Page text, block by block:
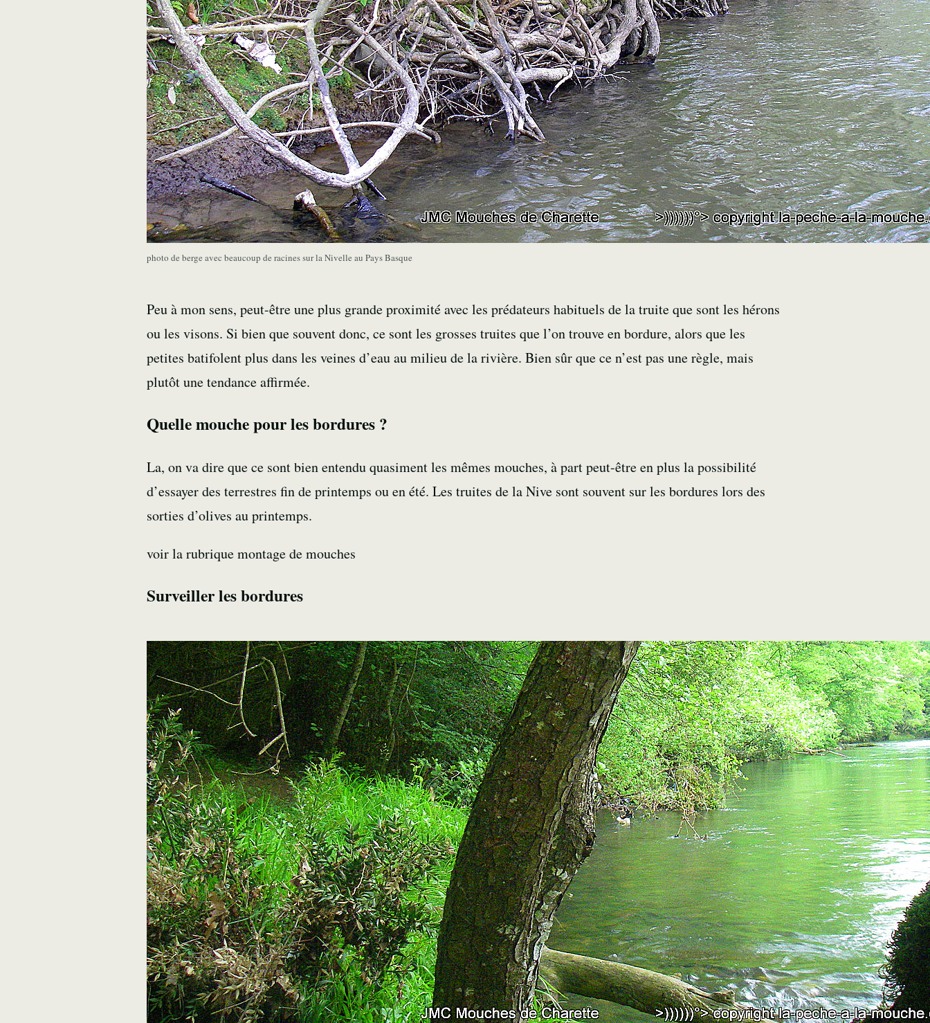
photo de berge avec beaucoup de racines sur la Nivelle au Pays Basque
Peu à mon sens, peut-être une plus grande proximité avec les prédateurs habituels de la truite que sont les hérons
ou les visons. Si bien que souvent donc, ce sont les grosses truites que l’on trouve en bordure, alors que les
petites batifolent plus dans les veines d’eau au milieu de la rivière. Bien sûr que ce n’est pas une règle, mais
plutôt une tendance affirmée.
Quelle mouche pour les bordures ?
La, on va dire que ce sont bien entendu quasiment les mêmes mouches, à part peut-être en plus la possibilité
d’essayer des terrestres fin de printemps ou en été. Les truites de la Nive sont souvent sur les bordures lors des
sorties d’olives au printemps.
voir la rubrique montage de mouches
Surveiller les bordures